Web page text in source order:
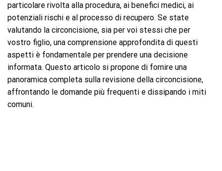
particolare rivolta alla procedura, ai benefici medici, ai
potenziali rischi e al processo di recupero. Se state
valutando la circoncisione, sia per voi stessi che per
vostro figlio, una comprensione approfondita di questi
aspetti è fondamentale per prendere una decisione
informata. Questo articolo si propone di fornire una
panoramica completa sulla revisione della circoncisione,
affrontando le domande più frequenti e dissipando i miti
comuni.